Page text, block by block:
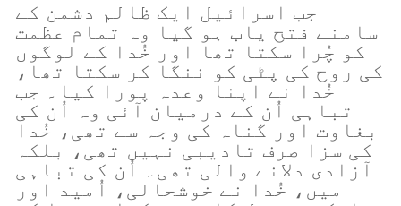
جب اسرائیل ایک ظالم دشمن کے
سامنے فتح یاب ہو گیا وہ تمام عظمت
کو چُرا سکتا تھا اور خُدا کے لوگوں
کی روح کی پٹی کو ننگا کر سکتا تھا،
خُدا نے اپنا وعدہ پورا کیا۔ جب
تباہی اُن کے درمیان آئی وہ اُن کی
بغاوت اور گناہ کی وجہ سے تھی، خُدا
کی سزا صرف تادیبی نہیں تھی، بلکہ
آزادی دلانے والی تھی۔ اُن کی تباہی
میں، خُدا نے خوشحالی، اُمید اور